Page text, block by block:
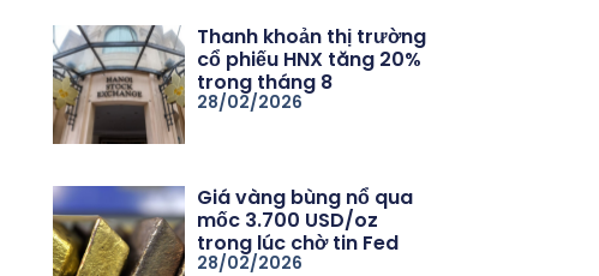
Thanh khoản thị trường
cổ phiếu HNX tăng 20%
trong tháng 8
28/02/2026
Giá vàng bùng nổ qua
mốc 3.700 USD/oz
trong lúc chờ tin Fed
28/02/2026